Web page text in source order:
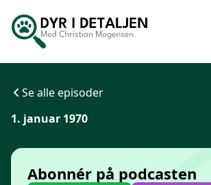
Se alle episoder
1. januar 1970
Abonnér på podcasten